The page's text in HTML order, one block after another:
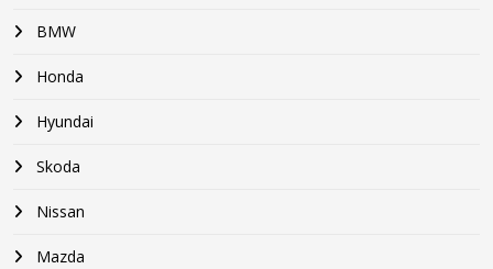
BMW
Honda
Hyundai
Skoda
Nissan
Mazda